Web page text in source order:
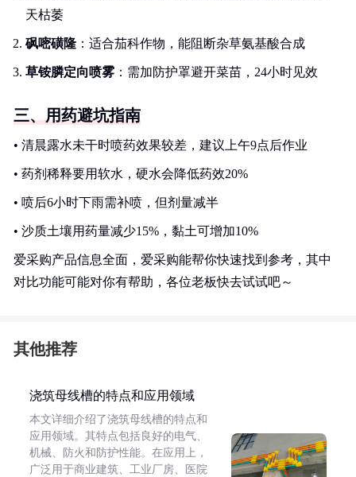
天枯萎
砜嘧磺隆 ：适合茄科作物，能阻断杂草氨基酸合成
草铵膦定向喷雾 ：需加防护罩避开菜苗，24小时见效
三、用药避坑指南
• 清晨露水未干时喷药效果较差，建议上午9点后作业
• 药剂稀释要用软水，硬水会降低药效20%
• 喷后6小时下雨需补喷，但剂量减半
• 沙质土壤用药量减少15%，黏土可增加10%
爱采购产品信息全面，爱采购能帮你快速找到参考，其中
对比功能可能对你有帮助，各位老板快去试试吧～
其他推荐
浇筑母线槽的特点和应用领域
本文详细介绍了浇筑母线槽的特点和
应用领域。其特点包括良好的电气、
机械、防火和防护性能。在应用上，
广泛用于商业建筑、工业厂房、医院